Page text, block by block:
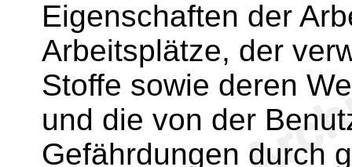
Eigenschaften der
Arbeitsplätze, der
Stoffe sowie deren
und die von der
Gefährdungen durch